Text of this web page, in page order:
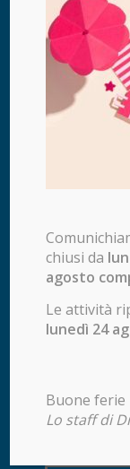
Via A. Papa,
25128 Brescia
Orari di
Dal Lunedì al
chiusi da
agosto
Le attività
lunedì 24
Buone ferie
Lo staff di